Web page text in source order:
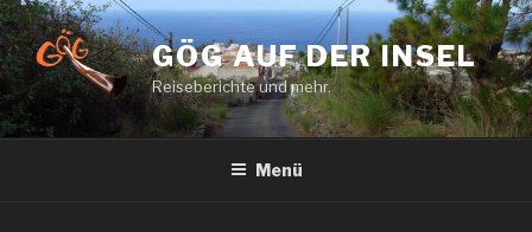
Zum
Inhalt
springen
GÖG AUF DER INSEL
Reiseberichte und mehr.
Menü